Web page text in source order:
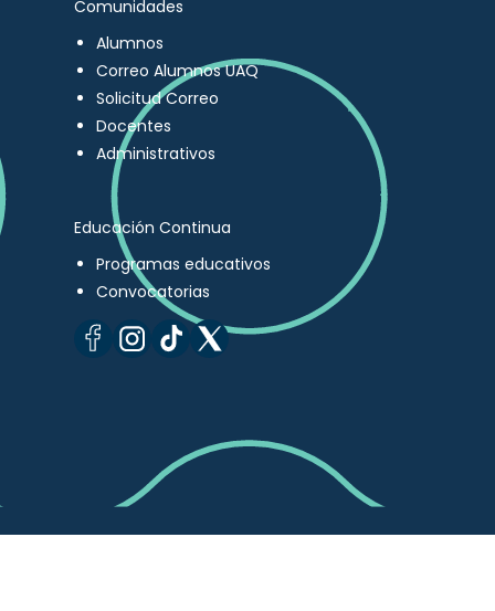
Comunidades
Alumnos
Correo Alumnos UAQ
Solicitud Correo
Docentes
Administrativos
Educación Continua
Programas educativos
Convocatorias